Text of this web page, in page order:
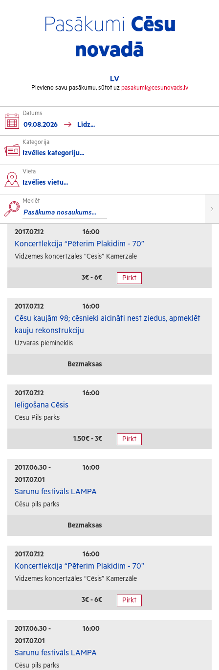
Pasākumi Cēsu
novadā
LV
Pievieno savu pasākumu, sūtot uz pasakumi@cesunovads.lv
Datums
Kategorija
Izvēlies kategoriju...
Kultūra
Izstādes
Koncerti
Izrādes
Festivāli un svētki
Kino
Citi pasākumi
Sports
Florbols
Slēpošana
Izglītība
Konferences
Kursi un semināri
Radošās darbnīcas
Lekcijas
Interešu pasākumi
Ģimenēm ar bērniem
Vieta
Izvēlies vietu...
Meklēt
2017.07.12 16:00
Koncertlekcija “Pēterim Plakidim - 70”
Vidzemes koncertzāles “Cēsis” Kamerzāle
3€ - 6€ Pirkt
2017.07.12 16:00
Cēsu kaujām 98; cēsnieki aicināti nest ziedus, apmeklēt
kauju rekonstrukciju
Uzvaras piemineklis
Bezmaksas
2017.07.12 16:00
Ielīgošana Cēsīs
Cēsu Pils parks
1.50€ - 3€ Pirkt
2017.06.30 -
2017.07.01
16:00
Sarunu festivāls LAMPA
Cēsu pils parks
Bezmaksas
2017.07.12 16:00
Koncertlekcija “Pēterim Plakidim - 70”
Vidzemes koncertzāles “Cēsis” Kamerzāle
3€ - 6€ Pirkt
2017.06.30 -
2017.07.01
16:00
Sarunu festivāls LAMPA
Cēsu pils parks